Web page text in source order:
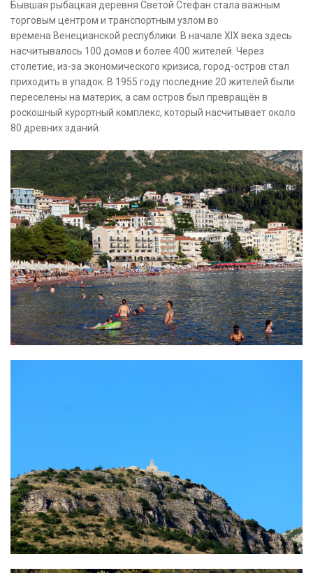
Бывшая рыбацкая деревня Светой Стефан стала важным
торговым центром и транспортным узлом во
времена Венецианской республики. В начале XIX века здесь
насчитывалось 100 домов и более 400 жителей. Через
столетие, из-за экономического кризиса, город-остров стал
приходить в упадок. В 1955 году последние 20 жителей были
переселены на материк, а сам остров был превращён в
роскошный курортный комплекс, который насчитывает около
80 древних зданий.